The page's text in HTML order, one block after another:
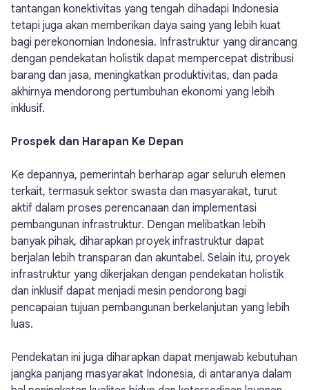
tantangan konektivitas yang tengah dihadapi Indonesia
tetapi juga akan memberikan daya saing yang lebih kuat
bagi perekonomian Indonesia. Infrastruktur yang dirancang
dengan pendekatan holistik dapat mempercepat distribusi
barang dan jasa, meningkatkan produktivitas, dan pada
akhirnya mendorong pertumbuhan ekonomi yang lebih
inklusif.
Prospek dan Harapan Ke Depan
Ke depannya, pemerintah berharap agar seluruh elemen
terkait, termasuk sektor swasta dan masyarakat, turut
aktif dalam proses perencanaan dan implementasi
pembangunan infrastruktur. Dengan melibatkan lebih
banyak pihak, diharapkan proyek infrastruktur dapat
berjalan lebih transparan dan akuntabel. Selain itu, proyek
infrastruktur yang dikerjakan dengan pendekatan holistik
dan inklusif dapat menjadi mesin pendorong bagi
pencapaian tujuan pembangunan berkelanjutan yang lebih
luas.
Pendekatan ini juga diharapkan dapat menjawab kebutuhan
jangka panjang masyarakat Indonesia, di antaranya dalam